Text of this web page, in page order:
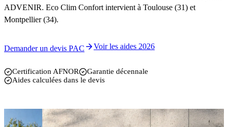
ADVENIR. Eco Clim Confort intervient à Toulouse (31) et
Montpellier (34).
Demander un devis PAC Voir les aides 2026
Certification AFNOR
Garantie décennale
Aides calculées dans le devis